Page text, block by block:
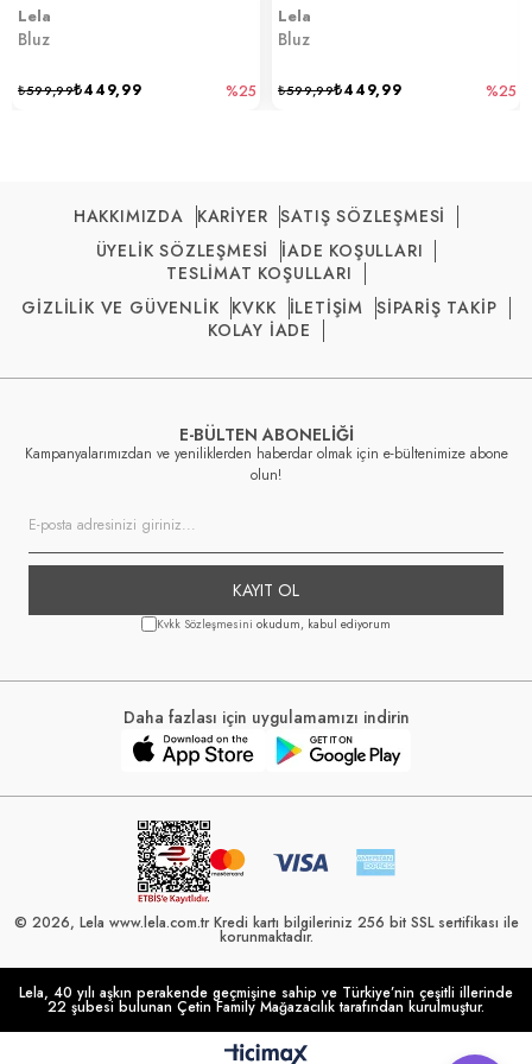
Lela
Bluz
₺449,99
₺599,99 %25
Lela
Bluz
₺449,99
₺599,99 %25
HAKKIMIZDA KARİYER SATIŞ SÖZLEŞMESİ
ÜYELİK SÖZLEŞMESİ
İADE KOŞULLARI
TESLİMAT KOŞULLARI
GİZLİLİK VE GÜVENLİK KVKK İLETİŞİM
SİPARİŞ TAKİP
KOLAY İADE
E-BÜLTEN ABONELİĞİ
Kampanyalarımızdan ve yeniliklerden haberdar olmak için e-bültenimize abone
olun!
KAYIT OL
Kvkk Sözleşmesini okudum, kabul ediyorum
Daha fazlası için uygulamamızı indirin
© 2026, Lela www.lela.com.tr Kredi kartı bilgileriniz 256 bit SSL sertifikası ile
korunmaktadır.
Lela, 40 yılı aşkın perakende geçmişine sahip ve Türkiye’nin çeşitli illerinde
22 şubesi bulunan Çetin Family Mağazacılık tarafından kurulmuştur.